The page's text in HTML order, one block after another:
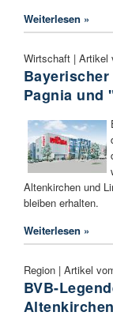
Weiterlesen »
Wirtschaft | Artikel
Pagnia und
Altenkirchen und
bleiben erhalten.
Weiterlesen »
Region | Artikel
BVB-
Altenkirchen